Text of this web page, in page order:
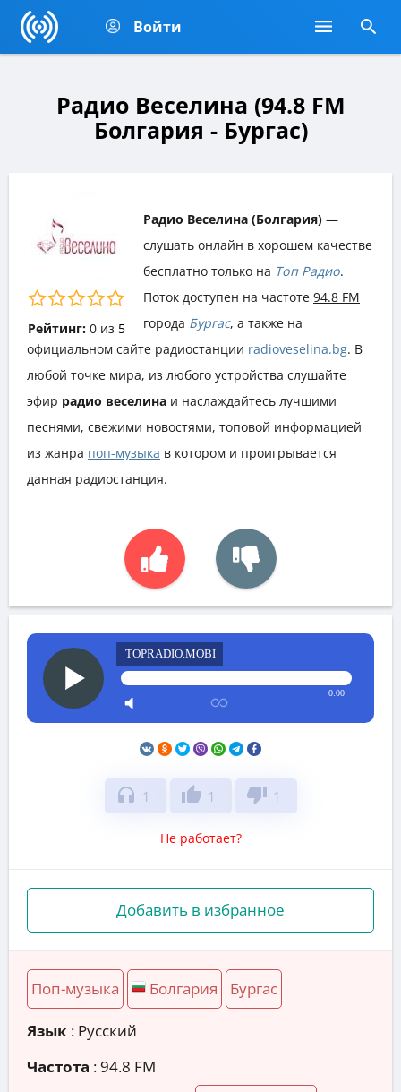
Войти
Радио Веселина (94.8 FM
Болгария - Бургас)
Рейтинг: 0из 5
Радио Веселина (Болгария) —
слушать онлайн в хорошем качестве
бесплатно только на Топ Радио.
Поток доступен на частоте 94.8 FM
города Бургас, а также на
официальном сайте радиостанции radioveselina.bg. В
любой точке мира, из любого устройства слушайте
эфир радио веселина и наслаждайтесь лучшими
песнями, свежими новостями, топовой информацией
из жанра поп-музыка в котором и проигрывается
данная радиостанция.
TOPRADIO.MOBI
0:00
headphones 1 thumb_up 1 thumb_down 1
Не работает?
Добавить в избранное
Поп-музыка Болгария Бургас
Язык : Русский
Частота : 94.8 FM